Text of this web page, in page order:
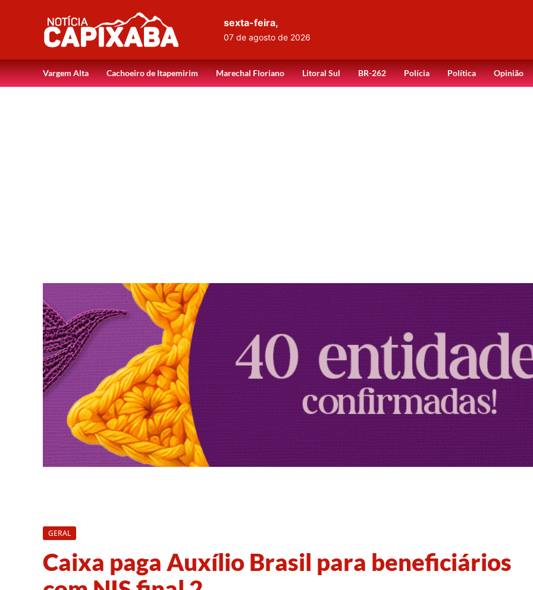
sexta-feira,
07 de agosto de 2026
Vargem Alta Cachoeiro de Itapemirim Marechal Floriano Litoral Sul BR-262 Polícia Política Opinião
GERAL
Caixa paga Auxílio Brasil para beneficiários